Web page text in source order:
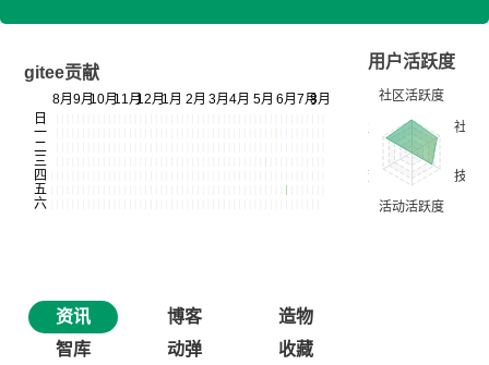
gitee贡献
用户活跃度
资讯 博客
造物
智库
动弹 收藏